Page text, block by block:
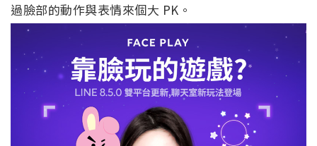
過臉部的動作與表情來個大 PK。